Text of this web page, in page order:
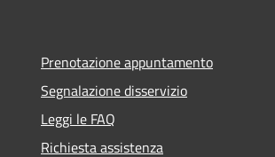
Prenotazione appuntamento
Segnalazione disservizio
Leggi le FAQ
Richiesta assistenza